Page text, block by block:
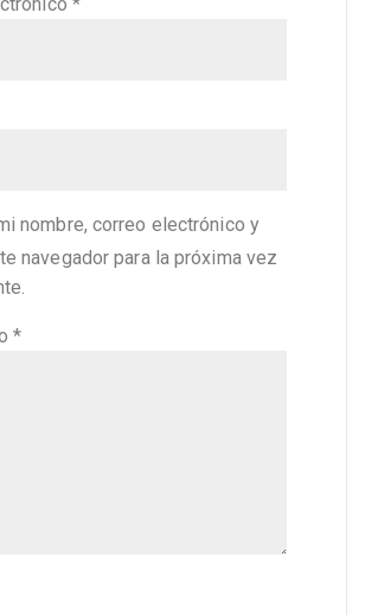
nombre, correo electrónico y
navegador para la próxima vez
*